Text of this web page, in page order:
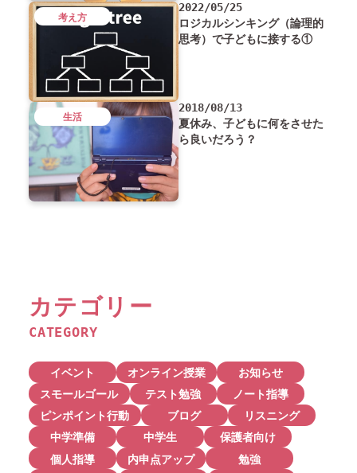
2022/05/25
ロジカルシンキング（論理的
思考）で子どもに接する①
考え方
2018/08/13
夏休み、子どもに何をさせた
ら良いだろう？
生活
カテゴリー
CATEGORY
イベント オンライン授業
お知らせ
スモールゴール
テスト勉強
ノート指導
ピンポイント行動
ブログ
リスニング
中学準備
中学生
保護者向け
個人指導
内申点アップ
勉強